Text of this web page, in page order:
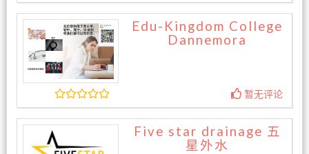
Edu-Kingdom College
Dannemora
暂无评论
Five star drainage 五
星外水